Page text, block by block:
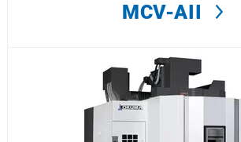
MCV-AII